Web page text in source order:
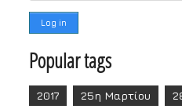
Popular tags
2017 25η Μαρτίου